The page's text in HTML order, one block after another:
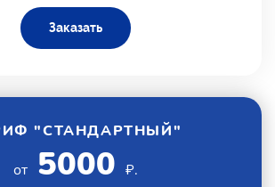
Заказать
"СТАНДАРТНЫЙ"
от 5000 ₽.